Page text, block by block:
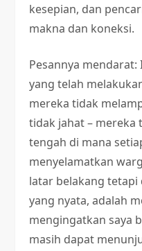
kesepian, dan
makna dan koneksi.
Pesannya
yang telah
mereka tidak
tidak jahat –
tengah di mana
menyelamatkan
latar belakang
yang nyata, adalah
mengingatkan saya
masih dapat